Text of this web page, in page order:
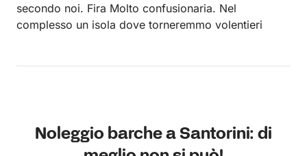
secondo noi. Fira Molto confusionaria. Nel
complesso un isola dove torneremmo volentieri
Noleggio barche a Santorini: di